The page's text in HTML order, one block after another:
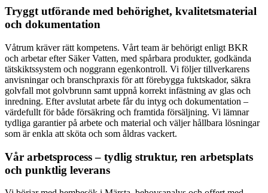
Tryggt utförande med behörighet, kvalitetsmaterial
och dokumentation
Våtrum kräver rätt kompetens. Vårt team är behörigt enligt BKR
och arbetar efter Säker Vatten, med spårbara produkter, godkända
tätskiktssystem och noggrann egenkontroll. Vi följer tillverkarens
anvisningar och branschpraxis för att förebygga fuktskador, säkra
golvfall mot golvbrunn samt uppnå korrekt infästning av glas och
inredning. Efter avslutat arbete får du intyg och dokumentation –
värdefullt för både försäkring och framtida försäljning. Vi lämnar
tydliga garantier på arbete och material och väljer hållbara lösningar
som är enkla att sköta och som åldras vackert.
Vår arbetsprocess – tydlig struktur, ren arbetsplats
och punktlig leverans